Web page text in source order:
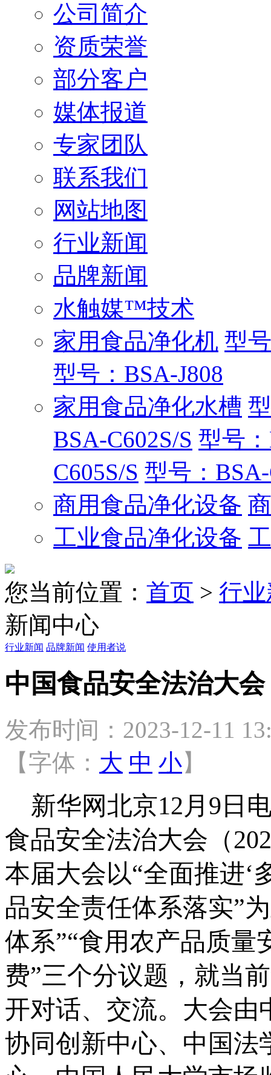
公司简介
资质荣誉
部分客户
媒体报道
专家团队
联系我们
网站地图
行业新闻
品牌新闻
水触媒™技术
家用食品净化机 型
型号：BSA-J808
家用食品净化水槽
BSA-C602S/S 型号
C605S/S 型号：
商用食品净化设备
工业食品净化设备
您当前位置： 首页 > 行
新闻中心
行业新闻 品牌新闻 使用者说
中国食品安全法治大
发布时间：2023-12-11
【字体： 大 中 小】
新华网北京12月9日
食品安全法治大会（
本届大会以“全面推进‘
品安全责任体系落实”
体系”“食用农产品质量
费”三个分议题，就当
开对话、交流。大会由
协同创新中心、中国法